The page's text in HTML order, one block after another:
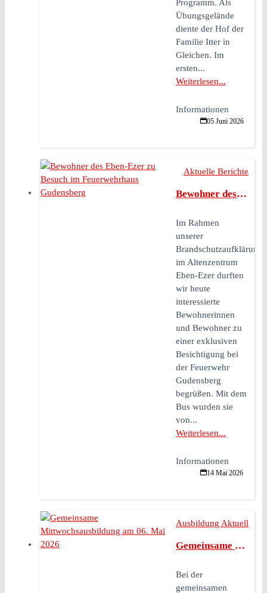
Programm. Als
Übungsgelände
diente der Hof der
Familie Itter in
Gleichen. Im
ersten...
Weiterlesen...
Informationen
05 Juni 2026
Aktuelle Berichte
Bewohner des Eben-Ezer zu Besuch im Feuerwehrhaus Gudensberg
Im Rahmen
unserer
Brandschutzaufklärung
im Altenzentrum
Eben-Ezer durften
wir heute
interessierte
Bewohnerinnen
und Bewohner zu
einer exklusiven
Besichtigung bei
der Feuerwehr
Gudensberg
begrüßen. Mit dem
Bus wurden sie
von...
Weiterlesen...
Informationen
14 Mai 2026
Ausbildung Aktuell
Gemeinsame Mittwochsausbildung am 06. Mai 2026
Bei der
gemeinsamen